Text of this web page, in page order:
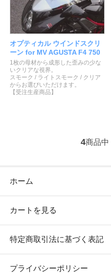
オプティカル ウインドスクリ
ーン for MV AGUSTA F4 750
1枚の母材から成形した歪みの少な
いクリアな視界。
スモーク / ライトスモーク / クリア
からお選びいただけます。
【受注生産商品】
4商品中
ホーム
カートを見る
特定商取引法に基づく表記
プライバシーポリシー